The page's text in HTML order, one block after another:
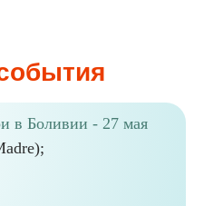
в Боливии - 27 мая